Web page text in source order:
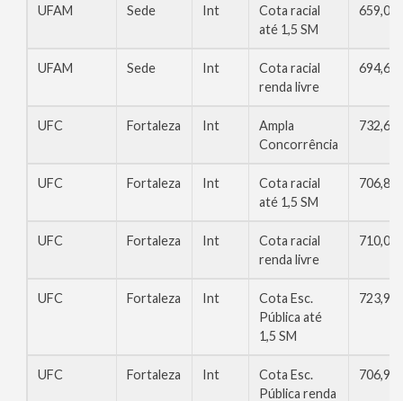
UFAM Sede Int
Cota racial
até 1,5 SM
659,01
UFAM Sede Int
Cota racial
renda livre
694,62
UFC Fortaleza Int
Ampla
Concorrência
732,68
UFC Fortaleza Int
Cota racial
até 1,5 SM
706,80
UFC Fortaleza Int
Cota racial
renda livre
710,02
UFC Fortaleza Int
Cota Esc.
Pública até
1,5 SM
723,92
UFC Fortaleza Int
Cota Esc.
Pública renda
706,98